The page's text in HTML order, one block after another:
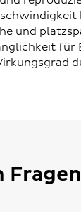
und
für